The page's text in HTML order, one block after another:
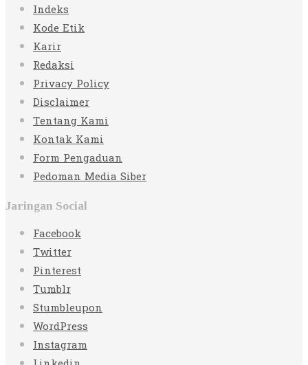
Indeks
Kode Etik
Karir
Redaksi
Privacy Policy
Disclaimer
Tentang Kami
Kontak Kami
Form Pengaduan
Pedoman Media Siber
Jaringan Social
Facebook
Twitter
Pinterest
Tumblr
Stumbleupon
WordPress
Instagram